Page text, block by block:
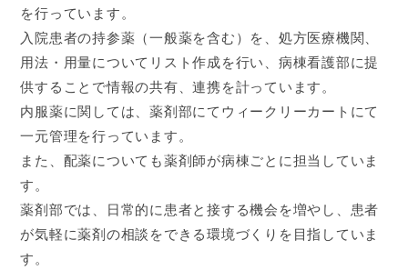
を行っています。
入院患者の持参薬（一般薬を含む）を、処方医療機関、
用法・用量についてリスト作成を行い、病棟看護部に提
供することで情報の共有、連携を計っています。
内服薬に関しては、薬剤部にてウィークリーカートにて
一元管理を行っています。
また、配薬についても薬剤師が病棟ごとに担当していま
す。
薬剤部では、日常的に患者と接する機会を増やし、患者
が気軽に薬剤の相談をできる環境づくりを目指していま
す。